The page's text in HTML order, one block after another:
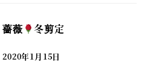
薔薇 冬剪定
2020年1月15日